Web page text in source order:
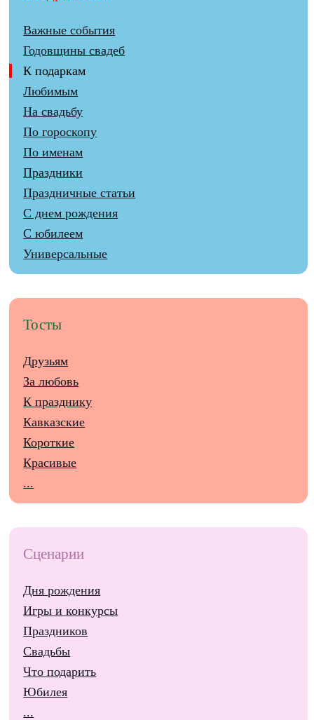
Важные события
Годовщины свадеб
К подаркам
Любимым
На свадьбу
По гороскопу
По именам
Праздники
Праздничные статьи
С днем рождения
С юбилеем
Универсальные
Тосты
Друзьям
За любовь
К празднику
Кавказские
Короткие
Красивые
...
Сценарии
Дня рождения
Игры и конкурсы
Праздников
Свадьбы
Что подарить
Юбилея
...